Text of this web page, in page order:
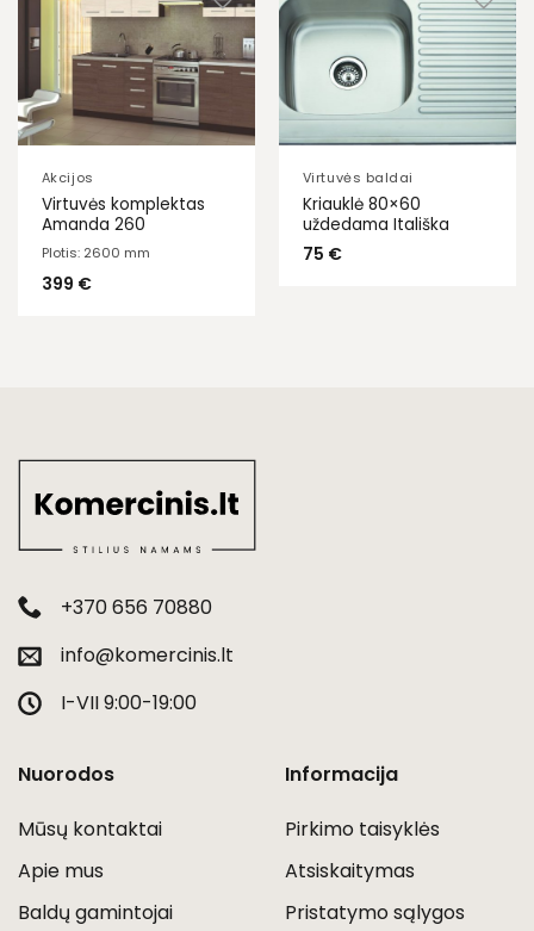
Akcijos
Virtuvės komplektas
Amanda 260
Plotis: 2600 mm
399 €
Virtuvės baldai
Kriauklė 80×60
uždedama Itališka
75 €
+370 656 70880
info@komercinis.lt
I-VII 9:00-19:00
Nuorodos
Mūsų kontaktai
Apie mus
Baldų gamintojai
Informacija
Pirkimo taisyklės
Atsiskaitymas
Pristatymo sąlygos